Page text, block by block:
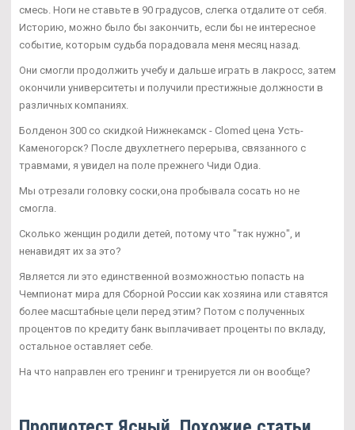
смесь. Ноги не ставьте в 90 градусов, слегка отдалите от себя.
Историю, можно было бы закончить, если бы не интересное
событие, которым судьба порадовала меня месяц назад.
Они смогли продолжить учебу и дальше играть в лакросс, затем
окончили университеты и получили престижные должности в
различных компаниях.
Болденон 300 со скидкой Нижнекамск - Clomed цена Усть-
Каменогорск? После двухлетнего перерыва, связанного с
травмами, я увидел на поле прежнего Чиди Одиа.
Мы отрезали головку соски,она пробывала сосать но не
смогла.
Сколько женщин родили детей, потому что "так нужно", и
ненавидят их за это?
Является ли это единственной возможностью попасть на
Чемпионат мира для Сборной России как хозяина или ставятся
более масштабные цели перед этим? Потом с полученных
процентов по кредиту банк выплачивает проценты по вкладу,
остальное оставляет себе.
На что направлен его тренинг и тренируется ли он вообще?